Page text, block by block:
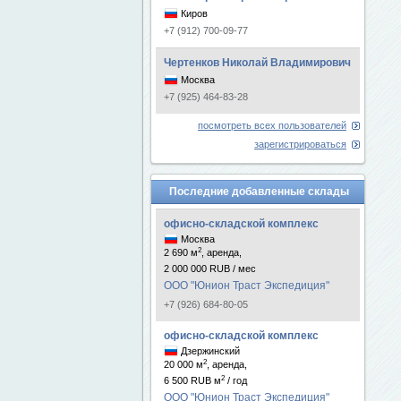
Киров
+7 (912) 700-09-77
Чертенков Николай Владимирович
Москва
+7 (925) 464-83-28
посмотреть всех пользователей
зарегистрироваться
Последние добавленные склады
офисно-складской комплекс
Москва
2 690 м2
, аренда,
2 000 000 RUB / мес
ООО "Юнион Траст Экспедиция"
+7 (926) 684-80-05
офисно-складской комплекс
Дзержинский
20 000 м2
, аренда,
6 500 RUB м2 / год
ООО "Юнион Траст Экспедиция"